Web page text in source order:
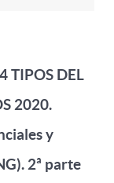
TIPOS DEL
2020.
y
2ª parte